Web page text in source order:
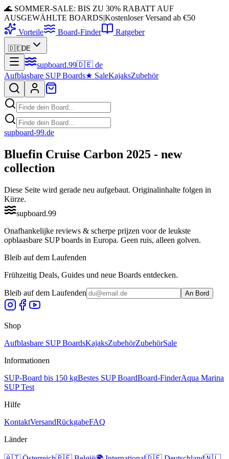
🌊 SOMMER-SALE: BIS ZU 30% RABATT AUF
AUSGEWÄHLTE BOARDS|Kostenloser Versand ab €50
Vorteile
Board-Finder Ratgeber
🇩🇪DE
supboard.99🇩🇪 de
Aufblasbare SUP Boards★ SaleKajaksZubehör
supboard-99.de
Bluefin Cruise Carbon 2025 - new
collection
Diese Seite wird gerade neu aufgebaut. Originalinhalte folgen in
Kürze.
supboard.99
Onafhankelijke reviews & scherpe prijzen voor de leukste
opblaasbare SUP boards in Europa. Geen ruis, alleen golven.
Bleib auf dem Laufenden
Frühzeitig Deals, Guides und neue Boards entdecken.
Bleib auf dem Laufenden An Bord
Shop
Aufblasbare SUP BoardsKajaksZubehörZubehörSale
Informationen
SUP-Board bis 150 kgBestes SUP BoardBoard-FinderAqua Marina
SUP Test
Hilfe
KontaktVersandRückgabeFAQ
Länder